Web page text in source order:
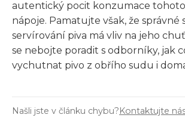
autentický pocit konzumace
nápoje. Pamatujte však, že správné
servírování piva má vliv na jeho
se nebojte poradit s odborníky, jak
vychutnat pivo z obřího sudu i
Našli jste v článku chybu?Kontaktujte